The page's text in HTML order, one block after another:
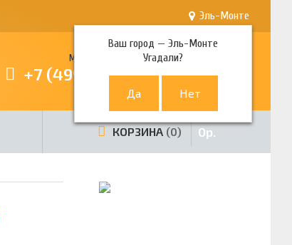
Эль-Монте
Ваш город —Эль-Монте
Угадали?
Многоканальный телефон
+7 (499) 380-80-80
КОРЗИНА 0 0р.